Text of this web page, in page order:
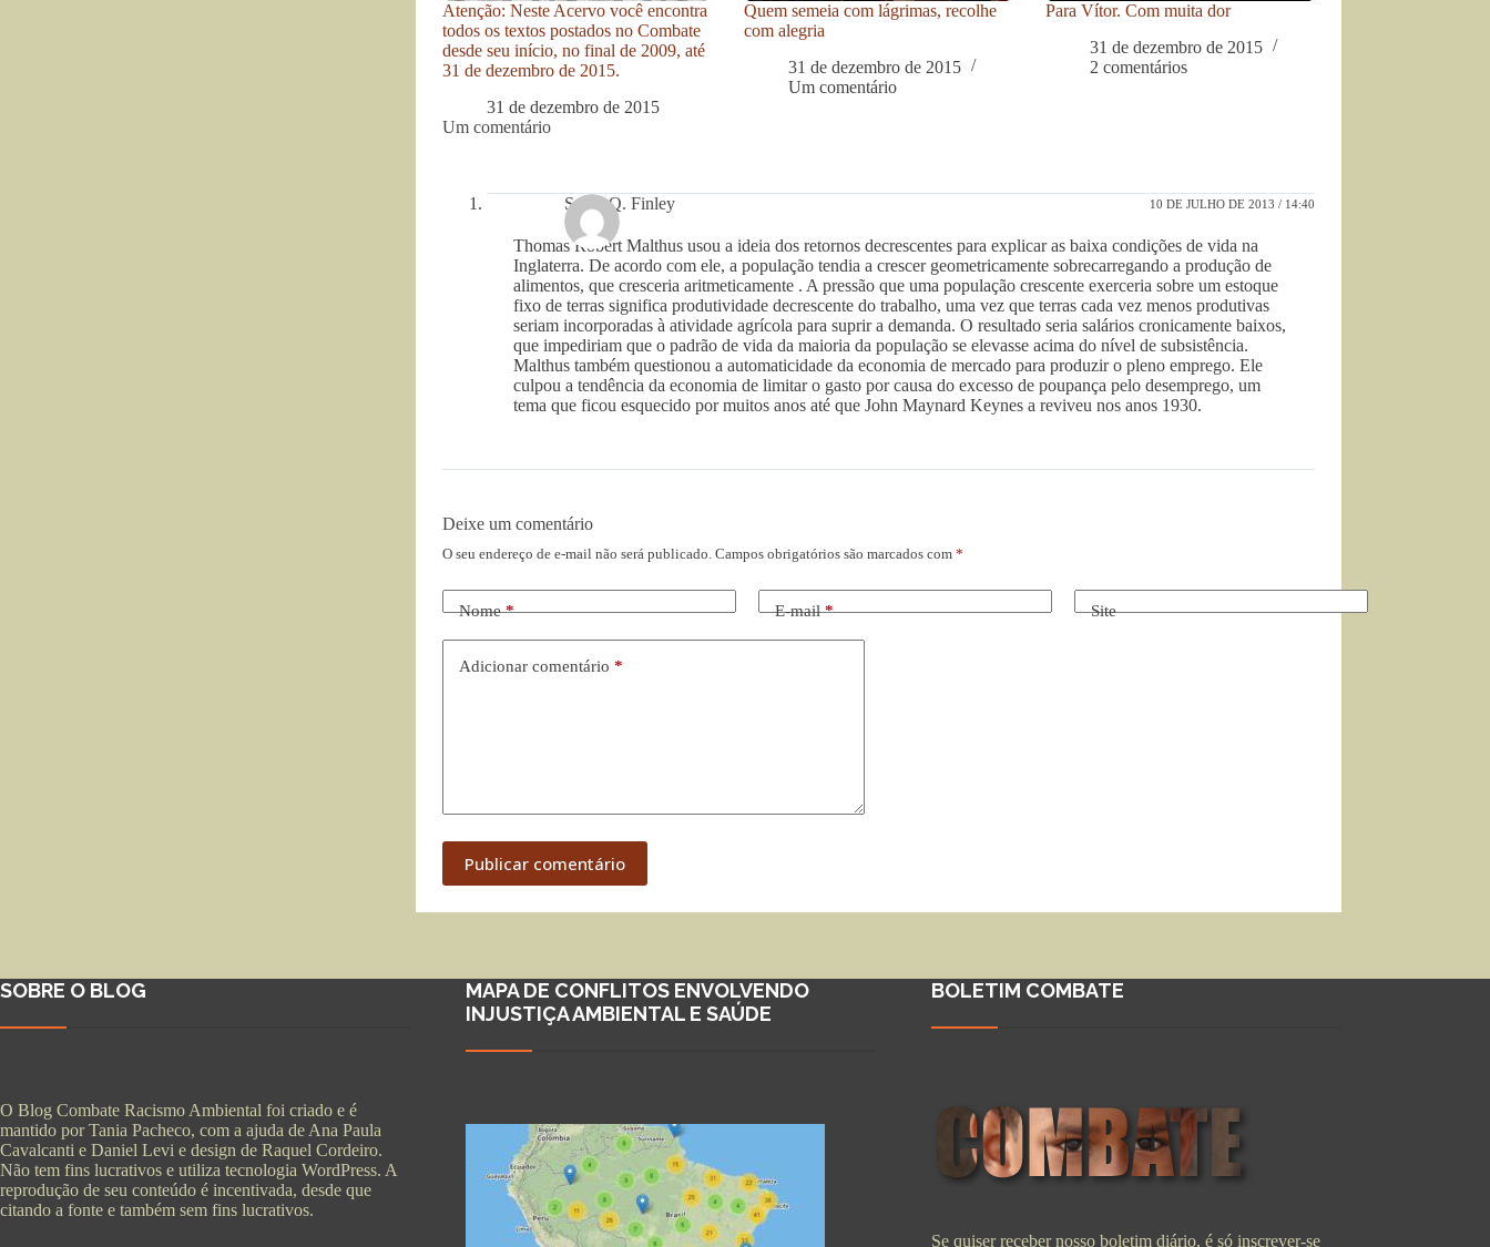
Atenção: Neste Acervo você encontra
todos os textos postados no Combate
desde seu início, no final de 2009, até
31 de dezembro de 2015.
31 de dezembro de 2015
Quem semeia com lágrimas, recolhe
com alegria
31 de dezembro de 2015
Um comentário
Para Vítor. Com muita dor
31 de dezembro de 2015
2 comentários
Um comentário
Sonja Q. Finley 10 DE JULHO DE 2013 / 14:40
Thomas Robert Malthus usou a ideia dos retornos decrescentes para explicar as baixa condições de vida na
Inglaterra. De acordo com ele, a população tendia a crescer geometricamente sobrecarregando a produção de
alimentos, que cresceria aritmeticamente . A pressão que uma população crescente exerceria sobre um estoque
fixo de terras significa produtividade decrescente do trabalho, uma vez que terras cada vez menos produtivas
seriam incorporadas à atividade agrícola para suprir a demanda. O resultado seria salários cronicamente baixos,
que impediriam que o padrão de vida da maioria da população se elevasse acima do nível de subsistência.
Malthus também questionou a automaticidade da economia de mercado para produzir o pleno emprego. Ele
culpou a tendência da economia de limitar o gasto por causa do excesso de poupança pelo desemprego, um
tema que ficou esquecido por muitos anos até que John Maynard Keynes a reviveu nos anos 1930.
Deixe um comentário
O seu endereço de e-mail não será publicado. Campos obrigatórios são marcados com *
Nome* E-mail* Site
Adicionar comentário *
Publicar comentário
SOBRE O BLOG
O Blog Combate Racismo Ambiental foi criado e é
mantido por Tania Pacheco, com a ajuda de Ana Paula
Cavalcanti e Daniel Levi e design de Raquel Cordeiro.
Não tem fins lucrativos e utiliza tecnologia WordPress. A
reprodução de seu conteúdo é incentivada, desde que
citando a fonte e também sem fins lucrativos.
MAPA DE CONFLITOS ENVOLVENDO
INJUSTIÇA AMBIENTAL E SAÚDE
BOLETIM COMBATE
Se quiser receber nosso boletim diário, é só inscrever-se